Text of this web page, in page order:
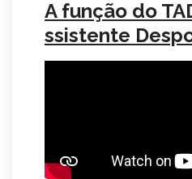
A função do
ssistente